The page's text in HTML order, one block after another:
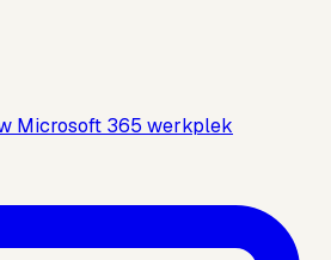
Microsoft 365 werkplek